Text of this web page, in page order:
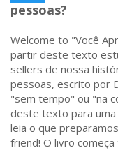
pessoas?
Welcome to "Você
partir deste texto
sellers de nossa
pessoas, escrito por
"sem tempo" ou "na
deste texto para
leia o que
friend! O livro